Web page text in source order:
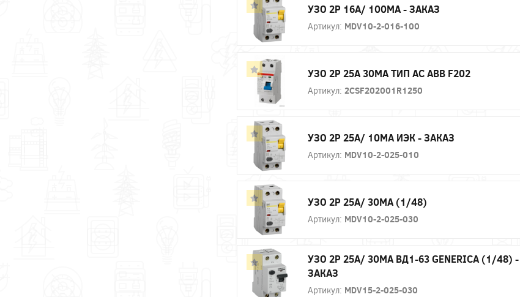
УЗО 2P 16А/ 100МА - ЗАКАЗ
Артикул: MDV10-2-016-100
УЗО 2P 25А 30МА ТИП AC ABB F202
Артикул: 2CSF202001R1250
УЗО 2P 25А/ 10МА ИЭК - ЗАКАЗ
Артикул: MDV10-2-025-010
УЗО 2P 25А/ 30МА (1/48)
Артикул: MDV10-2-025-030
УЗО 2P 25А/ 30МА ВД1-63 GENERICA (1/48) -
ЗАКАЗ
Артикул: MDV15-2-025-030